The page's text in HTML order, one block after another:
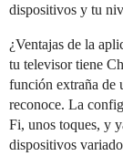
dispositivos y tu
¿Ventajas de la
tu televisor tiene
función extraña de
reconoce. La
Fi, unos toques, y
dispositivos